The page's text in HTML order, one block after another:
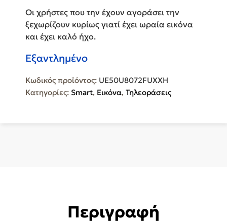
Οι χρήστες που την έχουν αγοράσει την
ξεχωρίζουν κυρίως γιατί έχει ωραία εικόνα
και έχει καλό ήχο.
Εξαντλημένο
Κωδικός προϊόντος: UE50U8072FUXXH
Κατηγορίες: Smart, Εικόνα, Τηλεοράσεις
Περιγραφή